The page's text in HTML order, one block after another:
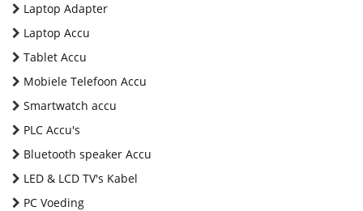
Laptop Adapter
Laptop Accu
Tablet Accu
Mobiele Telefoon Accu
Smartwatch accu
PLC Accu's
Bluetooth speaker Accu
LED & LCD TV's Kabel
PC Voeding